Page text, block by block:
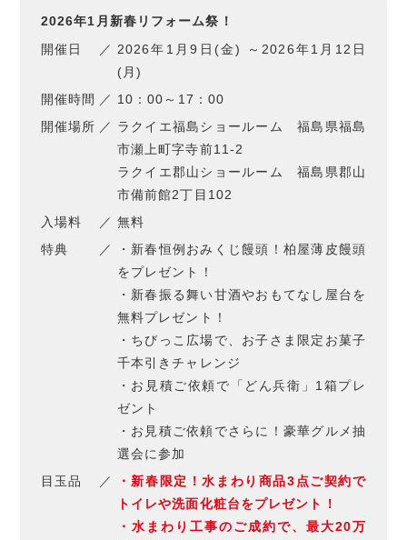
2026年1月新春リフォーム祭！
開催日
2026年1月9日(金) ～2026年1月12日
(月)
開催時間
10：00～17：00
開催場所
ラクイエ福島ショールーム 福島県福島
市瀬上町字寺前11-2
ラクイエ郡山ショールーム 福島県郡山
市備前館2丁目102
入場料
無料
特典
・新春恒例おみくじ饅頭！柏屋薄皮饅頭
をプレゼント！
・新春振る舞い甘酒やおもてなし屋台を
無料プレゼント！
・ちびっこ広場で、お子さま限定お菓子
千本引きチャレンジ
・お見積ご依頼で「どん兵衛」1箱プレ
ゼント
・お見積ご依頼でさらに！豪華グルメ抽
選会に参加
目玉品
・新春限定！水まわり商品3点ご契約で
トイレや洗面化粧台をプレゼント！
・水まわり工事のご成約で、最大20万